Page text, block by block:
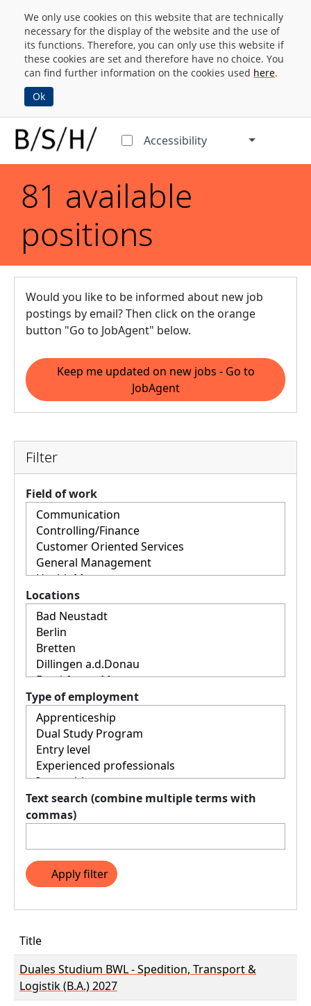
We only use cookies on this website that are technically
necessary for the display of the website and the use of
its functions. Therefore, you can only use this website if
these cookies are set and therefore have no choice. You
can find further information on the cookies used here.
Ok
Accessibility
81 available
positions
Would you like to be informed about new job
postings by email? Then click on the orange
button "Go to JobAgent" below.
Keep me updated on new jobs - Go to
JobAgent
Filter
Field of work
Locations
Type of employment
Text search (combine multiple terms with
commas)
Apply filter
Title
Duales Studium BWL - Spedition, Transport &
Logistik (B.A.) 2027